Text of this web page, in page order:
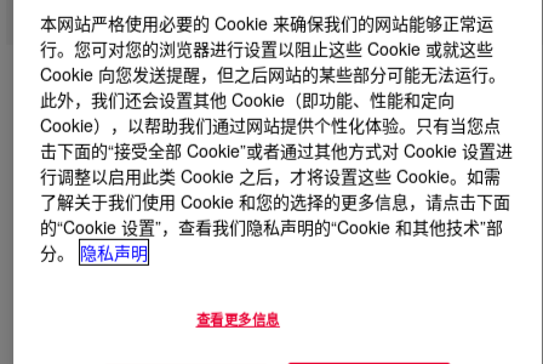
本网站严格使用必要的 Cookie 来确保我们的网站能够正常运
行。您可对您的浏览器进行设置以阻止这些 Cookie 或就这些
Cookie 向您发送提醒，但之后网站的某些部分可能无法运行。
此外，我们还会设置其他 Cookie（即功能、性能和定向
Cookie），以帮助我们通过网站提供个性化体验。只有当您点
击下面的“接受全部 Cookie”或者通过其他方式对 Cookie 设置进
行调整以启用此类 Cookie 之后，才将设置这些 Cookie。如需
了解关于我们使用 Cookie 和您的选择的更多信息，请点击下面
的“Cookie 设置”，查看我们隐私声明的“Cookie 和其他技术”部
分。
隐私声明
查看更多信息